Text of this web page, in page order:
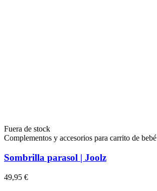
Fuera de stock
Complementos y accesorios para carrito de bebé
Sombrilla parasol | Joolz
49,95 €